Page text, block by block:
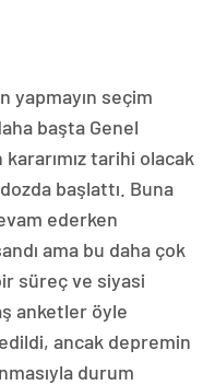
yapmayın seçim
başta Genel
tarihi olacak
başlattı. Buna
ederken
ama bu daha çok
süreç ve siyasi
anketler öyle
ancak depremin
durum